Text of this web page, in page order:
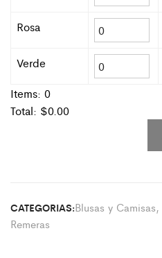
Rosa
Verde
Items: 0
Total: $0.00
CATEGORIAS:Blusas y Camisas,
Remeras